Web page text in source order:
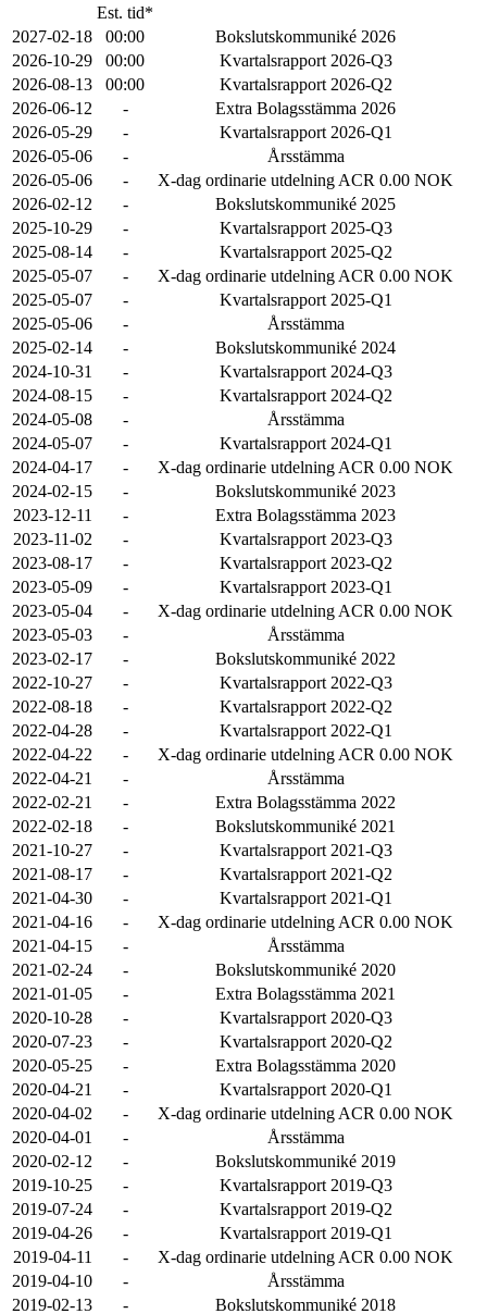
Est. tid*
2027-02-18
00:00
Bokslutskommuniké 2026
2026-10-29
00:00
Kvartalsrapport 2026-Q3
2026-08-13
00:00
Kvartalsrapport 2026-Q2
2026-06-12
-
Extra Bolagsstämma 2026
2026-05-29
-
Kvartalsrapport 2026-Q1
2026-05-06
-
Årsstämma
2026-05-06
-
X-dag ordinarie utdelning ACR 0.00 NOK
2026-02-12
-
Bokslutskommuniké 2025
2025-10-29
-
Kvartalsrapport 2025-Q3
2025-08-14
-
Kvartalsrapport 2025-Q2
2025-05-07
-
X-dag ordinarie utdelning ACR 0.00 NOK
2025-05-07
-
Kvartalsrapport 2025-Q1
2025-05-06
-
Årsstämma
2025-02-14
-
Bokslutskommuniké 2024
2024-10-31
-
Kvartalsrapport 2024-Q3
2024-08-15
-
Kvartalsrapport 2024-Q2
2024-05-08
-
Årsstämma
2024-05-07
-
Kvartalsrapport 2024-Q1
2024-04-17
-
X-dag ordinarie utdelning ACR 0.00 NOK
2024-02-15
-
Bokslutskommuniké 2023
2023-12-11
-
Extra Bolagsstämma 2023
2023-11-02
-
Kvartalsrapport 2023-Q3
2023-08-17
-
Kvartalsrapport 2023-Q2
2023-05-09
-
Kvartalsrapport 2023-Q1
2023-05-04
-
X-dag ordinarie utdelning ACR 0.00 NOK
2023-05-03
-
Årsstämma
2023-02-17
-
Bokslutskommuniké 2022
2022-10-27
-
Kvartalsrapport 2022-Q3
2022-08-18
-
Kvartalsrapport 2022-Q2
2022-04-28
-
Kvartalsrapport 2022-Q1
2022-04-22
-
X-dag ordinarie utdelning ACR 0.00 NOK
2022-04-21
-
Årsstämma
2022-02-21
-
Extra Bolagsstämma 2022
2022-02-18
-
Bokslutskommuniké 2021
2021-10-27
-
Kvartalsrapport 2021-Q3
2021-08-17
-
Kvartalsrapport 2021-Q2
2021-04-30
-
Kvartalsrapport 2021-Q1
2021-04-16
-
X-dag ordinarie utdelning ACR 0.00 NOK
2021-04-15
-
Årsstämma
2021-02-24
-
Bokslutskommuniké 2020
2021-01-05
-
Extra Bolagsstämma 2021
2020-10-28
-
Kvartalsrapport 2020-Q3
2020-07-23
-
Kvartalsrapport 2020-Q2
2020-05-25
-
Extra Bolagsstämma 2020
2020-04-21
-
Kvartalsrapport 2020-Q1
2020-04-02
-
X-dag ordinarie utdelning ACR 0.00 NOK
2020-04-01
-
Årsstämma
2020-02-12
-
Bokslutskommuniké 2019
2019-10-25
-
Kvartalsrapport 2019-Q3
2019-07-24
-
Kvartalsrapport 2019-Q2
2019-04-26
-
Kvartalsrapport 2019-Q1
2019-04-11
-
X-dag ordinarie utdelning ACR 0.00 NOK
2019-04-10
-
Årsstämma
2019-02-13
- Bokslutskommuniké 2018